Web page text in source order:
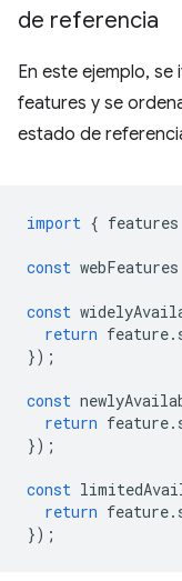
de referencia
En este ejemplo,
features y se
estado de
import { features
const webFeatures
const
return feature.
});
const
return feature.
});
const
return feature.
});